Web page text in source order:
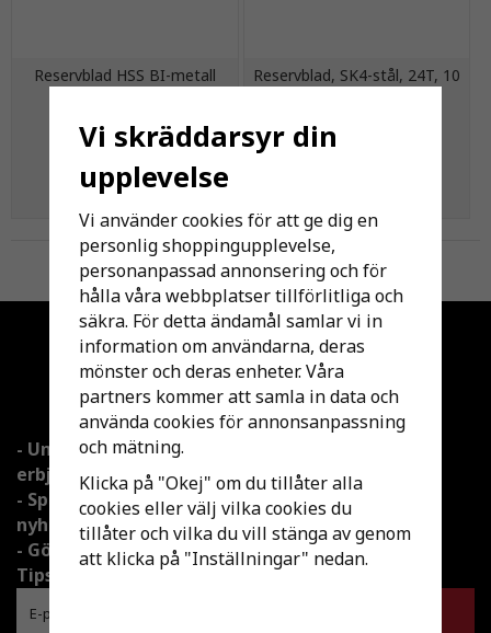
Reservblad HSS BI-metall
43 kr
KÖP
Reservblad, SK4-stål, 24T, 10
57 kr
Till Kassan
Anmäl dig till
nyhetsbrev!
- Unika
erbjudande
- Max 1 mail per månad
- Spännande
nyheter
- Vi säljer INTE din e-adress
vidare
- Gör Det Själv
Tips
- Enkelt att avsluta
prenumerationen
Vi skräddarsyr din
upplevelse
Vi använder cookies för att ge dig en
personlig shoppingupplevelse,
personanpassad annonsering och för
hålla våra webbplatser tillförlitliga och
säkra. För detta ändamål samlar vi in
information om användarna, deras
mönster och deras enheter. Våra
partners kommer att samla in data och
använda cookies för annonsanpassning
och mätning.
Klicka på "Okej" om du tillåter alla
cookies eller välj vilka cookies du
tillåter och vilka du vill stänga av genom
att klicka på "Inställningar" nedan.